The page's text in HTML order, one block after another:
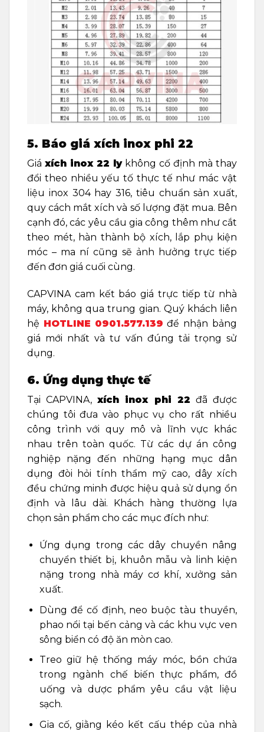
5. Báo giá xích inox phi 22
Giá xích inox 22 lykhông cố định mà thay
đổi theo nhiều yếu tố thực tế như mác vật
liệu inox 304 hay 316, tiêu chuẩn sản xuất,
quy cách mắt xích và số lượng đặt mua. Bên
cạnh đó, các yêu cầu gia công thêm như cắt
theo mét, hàn thành bộ xích, lắp phụ kiện
móc – ma ní cũng sẽ ảnh hưởng trực tiếp
đến đơn giá cuối cùng.
CAPVINA cam kết báo giá trực tiếp từ nhà
máy, không qua trung gian. Quý khách liên
hệ HOTLINE 0901.577.139 để nhận bảng
giá mới nhất và tư vấn đúng tải trọng sử
dụng.
6. Ứng dụng thực tế
Tại CAPVINA,xích inox phi 22 đã được
chúng tôi đưa vào phục vụ cho rất nhiều
công trình với quy mô và lĩnh vực khác
nhau trên toàn quốc. Từ các dự án công
nghiệp nặng đến những hạng mục dân
dụng đòi hỏi tính thẩm mỹ cao, dây xích
đều chứng minh được hiệu quả sử dụng ổn
định và lâu dài. Khách hàng thường lựa
chọn sản phẩm cho các mục đích như:
Ứng dụng trong các dây chuyền nâng
chuyển thiết bị, khuôn mẫu và linh kiện
nặng trong nhà máy cơ khí, xưởng sản
xuất.
Dùng để cố định, neo buộc tàu thuyền,
phao nổi tại bến cảng và các khu vực ven
sông biển có độ ăn mòn cao.
Treo giữ hệ thống máy móc, bồn chứa
trong ngành chế biến thực phẩm, đồ
uống và dược phẩm yêu cầu vật liệu
sạch.
Gia cố, giằng kéo kết cấu thép của nhà